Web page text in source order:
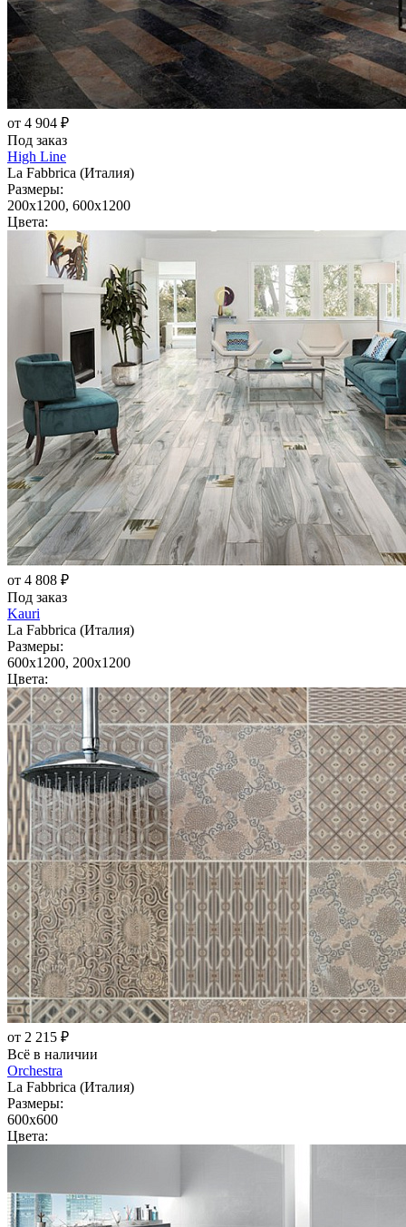
от 4 904 ₽
Под заказ
High Line
La Fabbrica (Италия)
Размеры:
200x1200, 600x1200
Цвета:
от 4 808 ₽
Под заказ
Kauri
La Fabbrica (Италия)
Размеры:
600x1200, 200x1200
Цвета:
от 2 215 ₽
Всё в наличии
Orchestra
La Fabbrica (Италия)
Размеры:
600x600
Цвета: